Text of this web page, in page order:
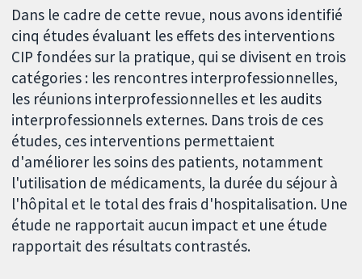
Dans le cadre de cette revue, nous avons identifié
cinq études évaluant les effets des interventions
CIP fondées sur la pratique, qui se divisent en trois
catégories : les rencontres interprofessionnelles,
les réunions interprofessionnelles et les audits
interprofessionnels externes. Dans trois de ces
études, ces interventions permettaient
d'améliorer les soins des patients, notamment
l'utilisation de médicaments, la durée du séjour à
l'hôpital et le total des frais d'hospitalisation. Une
étude ne rapportait aucun impact et une étude
rapportait des résultats contrastés.